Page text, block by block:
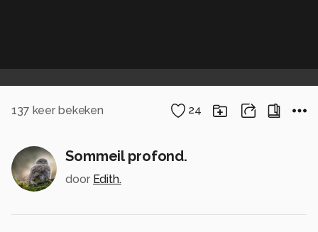
137 keer bekeken 24
Sommeil profond.
door Edith.